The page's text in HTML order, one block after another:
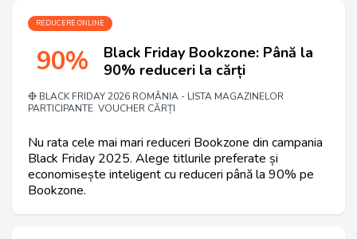
REDUCERE ONLINE
90%
Black Friday Bookzone: Până la
90% reduceri la cărți
BLACK FRIDAY 2026 ROMÂNIA - LISTA MAGAZINELOR
PARTICIPANTE, VOUCHER CĂRȚI
Nu rata cele mai mari reduceri Bookzone din campania
Black Friday 2025. Alege titlurile preferate și
economisește inteligent cu reduceri până la 90% pe
Bookzone.